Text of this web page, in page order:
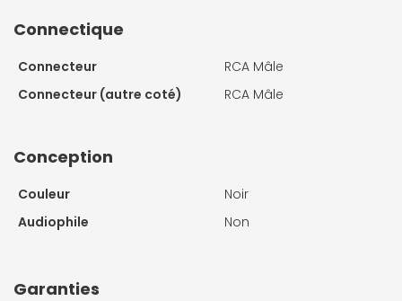
Connectique
Connecteur
RCA Mâle
Connecteur (autre coté)
RCA Mâle
Conception
Couleur
Noir
Audiophile
Non
Garanties